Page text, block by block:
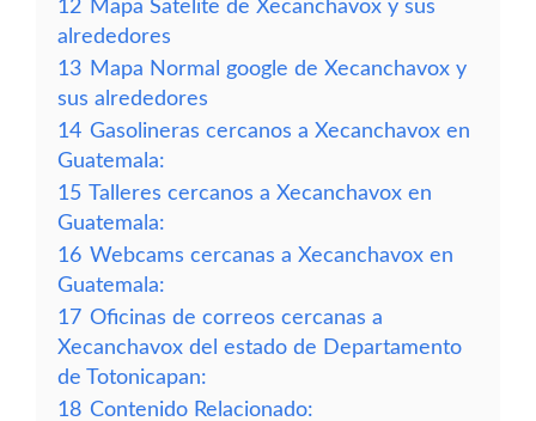
12 Mapa Satelite de Xecanchavox y sus
alrededores
13 Mapa Normal google de Xecanchavox y
sus alrededores
14 Gasolineras cercanos a Xecanchavox en
Guatemala:
15 Talleres cercanos a Xecanchavox en
Guatemala:
16 Webcams cercanas a Xecanchavox en
Guatemala:
17 Oficinas de correos cercanas a
Xecanchavox del estado de Departamento
de Totonicapan:
18 Contenido Relacionado: